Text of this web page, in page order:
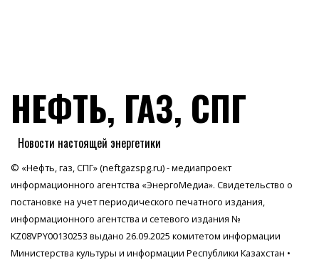
НЕФТЬ, ГАЗ, СПГ
Новости настоящей энергетики
© «Нефть, газ, СПГ» (neftgazspg.ru) - медиапроект
информационного агентства «ЭнергоМедиа». Свидетельство о
постановке на учет периодического печатного издания,
информационного агентства и сетевого издания №
KZ08VPY00130253 выдано 26.09.2025 комитетом информации
Министерства культуры и информации Республики Казахстан •